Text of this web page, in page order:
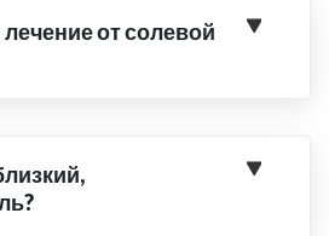
от солевой